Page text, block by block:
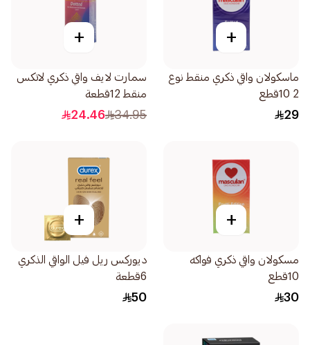
+
ماسكولان واقي ذكري منقط نوع
2 10قطع
29
+
سمارت لايف واقي ذكري لاتكس
منقط 12قطعة
34.95
24.46
+
مسكولان واقي ذكري فواكه
10قطع
30
+
ديوركس ريل فيل الواقي الذكري
6قطعة
50